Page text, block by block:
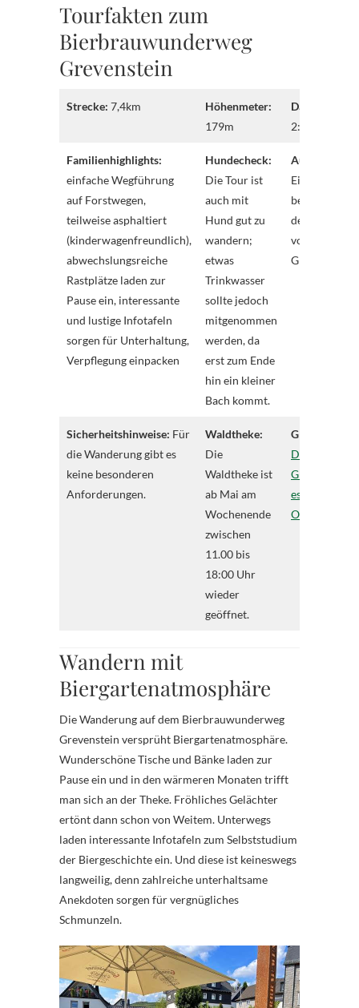
Tourfakten zum
Bierbrauwunderweg
Grevenstein
Strecke: 7,4km
Höhenmeter:
179m
Dauer:
2:04 Std.
Familienhighlights:
einfache Wegführung
auf Forstwegen,
teilweise asphaltiert
(kinderwagenfreundlich),
abwechslungsreiche
Rastplätze laden zur
Pause ein, interessante
und lustige Infotafeln
sorgen für Unterhaltung,
Verpflegung einpacken
Hundecheck:
Die Tour ist
auch mit
Hund gut zu
wandern;
etwas
Trinkwasser
sollte jedoch
mitgenommen
werden, da
erst zum Ende
hin ein kleiner
Bach kommt.
Ein Parkplatz
befindet sich
der Ortsmitte
von
Grevenstein.
Sicherheitshinweise: Für
die Wanderung gibt es
keine besonderen
Anforderungen.
Waldtheke:
Die
Waldtheke ist
ab Mai am
Wochenende
zwischen
11.00 bis
18:00 Uhr
wieder
geöffnet.
GPS-Track:
Download
GPS-Tracks
es auf
Wandern mit
Biergartenatmosphäre
Die Wanderung auf dem Bierbrauwunderweg
Grevenstein versprüht Biergartenatmosphäre.
Wunderschöne Tische und Bänke laden zur
Pause ein und in den wärmeren Monaten trifft
man sich an der Theke. Fröhliches Gelächter
ertönt dann schon von Weitem. Unterwegs
laden interessante Infotafeln zum Selbststudium
der Biergeschichte ein. Und diese ist keineswegs
langweilig, denn zahlreiche unterhaltsame
Anekdoten sorgen für vergnügliches
Schmunzeln.